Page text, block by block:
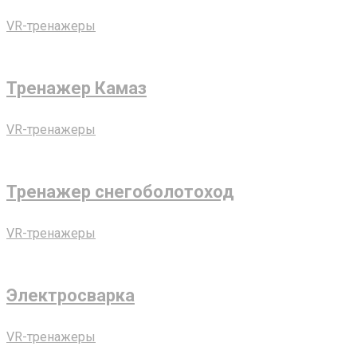
VR-тренажеры
Тренажер Камаз
VR-тренажеры
Тренажер снегоболотоход
VR-тренажеры
Электросварка
VR-тренажеры